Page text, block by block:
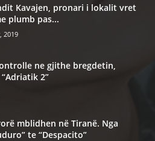
Kavajen, pronari i lokalit vret
plumb pas...
2019
ne gjithe bregdetin,
2”
mblidhen në Tiranë. Nga
te “Despacito”